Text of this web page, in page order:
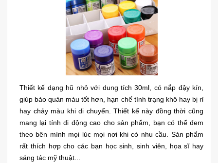
Thiết kế dạng hũ nhỏ với dung tích 30ml, có nắp đậy kín,
giúp bảo quản màu tốt hơn, hạn chế tình trạng khô hay bị rỉ
hay chảy màu khi di chuyển. Thiết kế này đồng thời cũng
mang lại tính di động cao cho sản phẩm, bạn có thể đem
theo bên mình mọi lúc mọi nơi khi có nhu cầu. Sản phẩm
rất thích hợp cho các bạn học sinh, sinh viên, họa sĩ hay
sáng tác mỹ thuật...